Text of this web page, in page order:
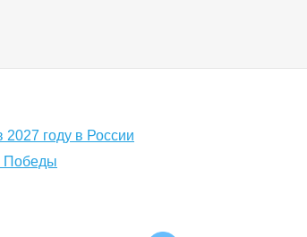
2027 году в России
Победы